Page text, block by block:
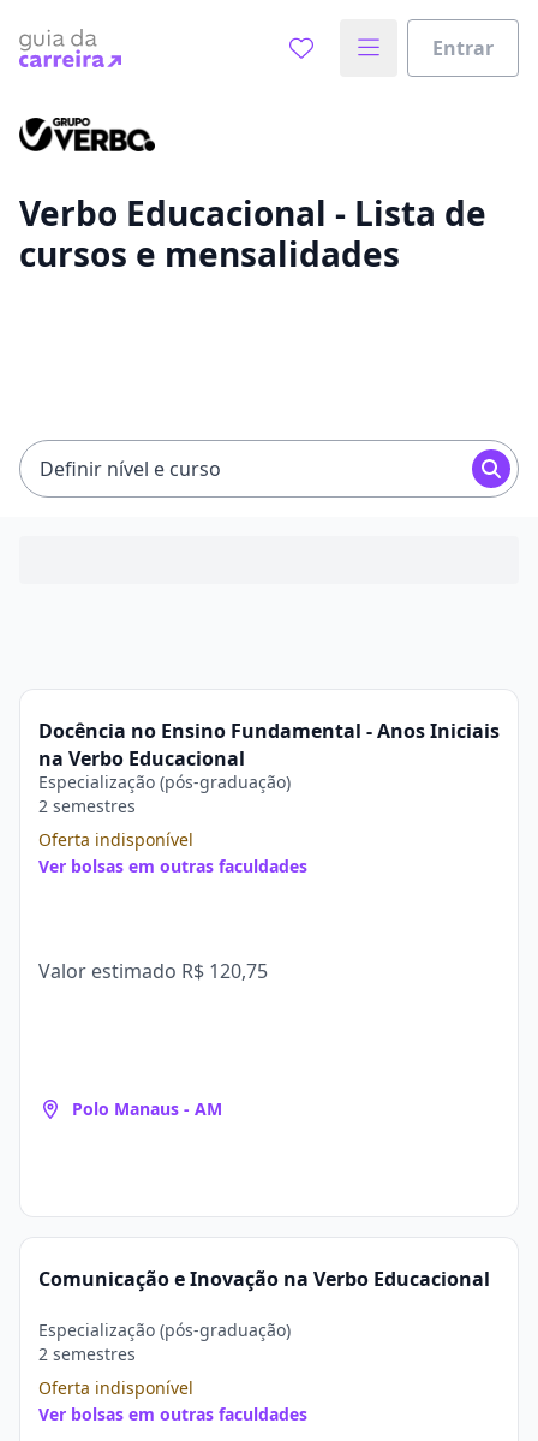
Entrar
Vamos te guiar no caminho ideal para seus estudos
Verbo Educacional - Lista de
cursos e mensalidades
Definir nível e curso
Docência no Ensino Fundamental - Anos Iniciais
na Verbo Educacional
Especialização (pós-graduação)
2 semestres
Oferta indisponível
Ver bolsas em outras faculdades
Valor estimado R$ 120,75
Polo Manaus - AM
Comunicação e Inovação na Verbo Educacional
Especialização (pós-graduação)
2 semestres
Oferta indisponível
Ver bolsas em outras faculdades